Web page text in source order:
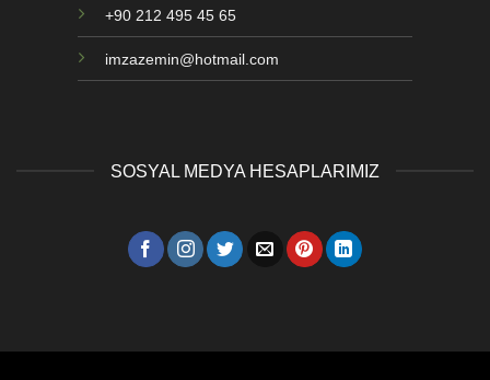
+90 212 495 45 65
imzazemin@hotmail.com
SOSYAL MEDYA HESAPLARIMIZ